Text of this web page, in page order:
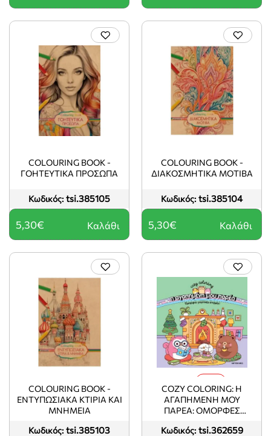
Κωδικός: tsi.385105
COLOURING BOOK -
ΓΟΗΤΕΥΤΙΚΑ ΠΡΟΣΩΠΑ
5,30€ Καλάθι
Κωδικός: tsi.385104
COLOURING BOOK -
ΔΙΑΚΟΣΜΗΤΙΚΑ ΜΟΤΙΒΑ
5,30€ Καλάθι
Κωδικός: tsi.385103
COLOURING BOOK -
ΕΝΤΥΠΩΣΙΑΚΑ ΚΤΙΡΙΑ ΚΑΙ
ΜΝΗΜΕΙΑ
Κωδικός: tsi.362659
COZY COLORING: Η
ΑΓΑΠΗΜΕΝΗ ΜΟΥ
ΠΑΡΕΑ: ΌΜΟΡΦΕΣ